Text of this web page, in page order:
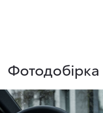
Фотодобірка